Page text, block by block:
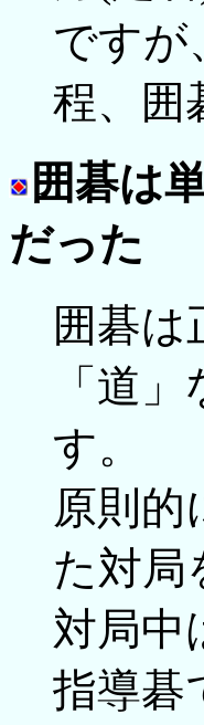
ですが
程、囲
囲碁は
だった
囲碁
「道
す。
原則的
た対局
対局中
指導碁